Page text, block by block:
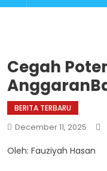
Cegah
BERITA TERBARU
December 11, 2025
Oleh: Fauziyah Hasan